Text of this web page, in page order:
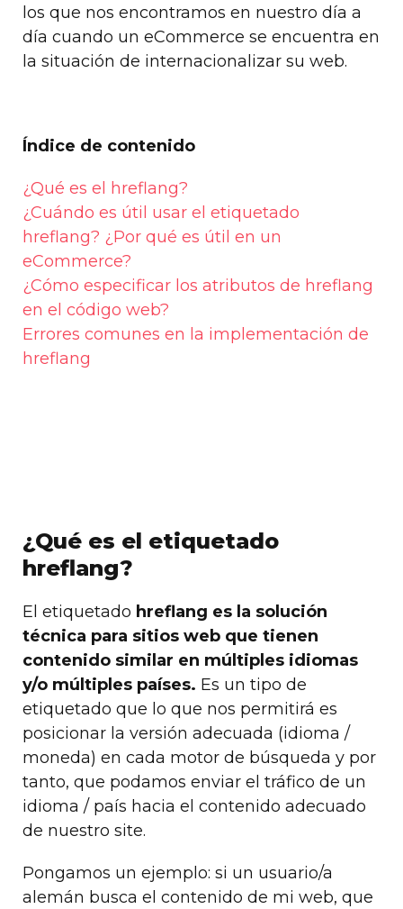
los que nos encontramos en nuestro día a
día cuando un eCommerce se encuentra en
la situación de internacionalizar su web.
Índice de contenido
¿Qué es el hreflang?
¿Cuándo es útil usar el etiquetado
hreflang? ¿Por qué es útil en un
eCommerce?
¿Cómo especificar los atributos de hreflang
en el código web?
Errores comunes en la implementación de
hreflang
¿Qué es el etiquetado
hreflang?
El etiquetado hreflang es la solución
técnica para sitios web que tienen
contenido similar en múltiples idiomas
y/o múltiples países. Es un tipo de
etiquetado que lo que nos permitirá es
posicionar la versión adecuada (idioma /
moneda) en cada motor de búsqueda y por
tanto, que podamos enviar el tráfico de un
idioma / país hacia el contenido adecuado
de nuestro site.
Pongamos un ejemplo: si un usuario/a
alemán busca el contenido de mi web, que